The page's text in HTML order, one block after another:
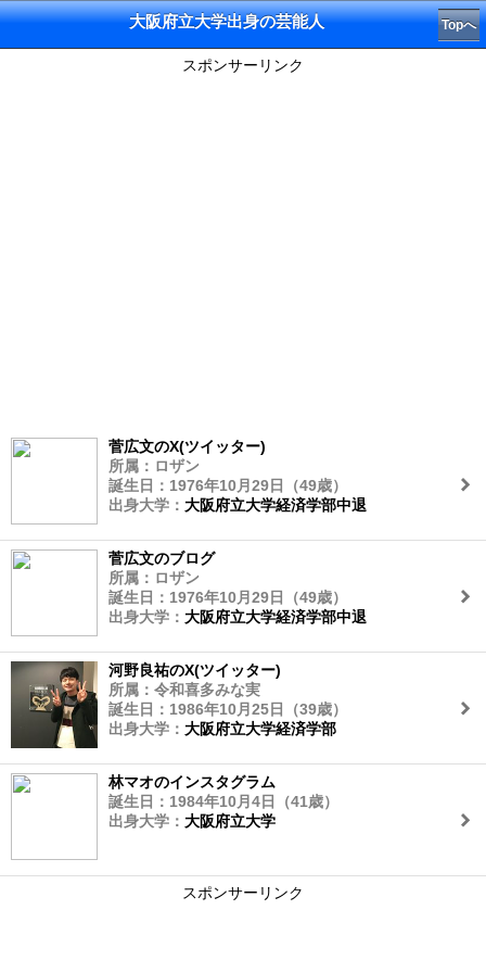
大阪府立大学出身の芸能人 Topへ
スポンサーリンク
菅広文のX(ツイッター)
所属：ロザン
誕生日：1976年10月29日（49歳）
出身大学： 大阪府立大学経済学部中退
菅広文のブログ
所属：ロザン
誕生日：1976年10月29日（49歳）
出身大学： 大阪府立大学経済学部中退
河野良祐のX(ツイッター)
所属：令和喜多みな実
誕生日：1986年10月25日（39歳）
出身大学： 大阪府立大学経済学部
林マオのインスタグラム
誕生日：1984年10月4日（41歳）
出身大学： 大阪府立大学
スポンサーリンク